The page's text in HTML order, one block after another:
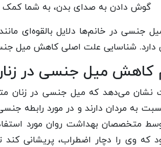
گوش دادن به صدای بدن، به شما کمک
جنسی در خانم‌ها دلایل بالقوه‌ای
دارد. شناسایی علت اصلی کاهش میل
کاهش میل جنسی در
نشان می‌دهد که میل جنسی در زنان
متخصصان بهداشت روان مورد
که وی را دچار اضطراب، پریشانی